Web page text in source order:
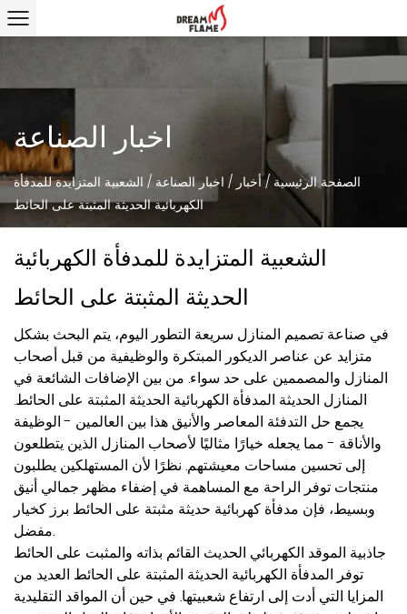
اخبار الصناعة
الصفحة الرئيسية /أخبار / اخبار الصناعة / الشعبية المتزايدة للمدفأة
الكهربائية الحديثة المثبتة على الحائط
الشعبية المتزايدة للمدفأة الكهربائية
الحديثة المثبتة على الحائط
في صناعة تصميم المنازل سريعة التطور اليوم، يتم البحث بشكل
متزايد عن عناصر الديكور المبتكرة والوظيفية من قبل أصحاب
المنازل والمصممين على حد سواء. من بين الإضافات الشائعة في
المنازل الحديثة المدفأة الكهربائية الحديثة المثبتة على الحائط.
يجمع حل التدفئة المعاصر والأنيق هذا بين العالمين - الوظيفة
والأناقة - مما يجعله خيارًا مثاليًا لأصحاب المنازل الذين يتطلعون
إلى تحسين مساحات معيشتهم. نظرًا لأن المستهلكين يطلبون
منتجات توفر الراحة مع المساهمة في إضفاء مظهر جمالي أنيق
وبسيط، فإن مدفأة كهربائية حديثة مثبتة على الحائط برز كخيار
مفضل.
جاذبية الموقد الكهربائي الحديث القائم بذاته والمثبت على الحائط
توفر المدفأة الكهربائية الحديثة المثبتة على الحائط العديد من
المزايا التي أدت إلى ارتفاع شعبيتها. في حين أن المواقد التقليدية